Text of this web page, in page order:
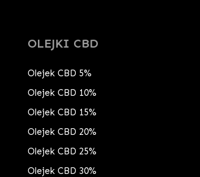
OLEJKI CBD
Olejek CBD 5%
Olejek CBD 10%
Olejek CBD 15%
Olejek CBD 20%
Olejek CBD 25%
Olejek CBD 30%